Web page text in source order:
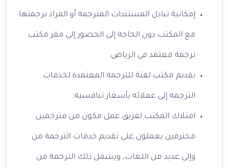
إمكانية تبادل المستندات المترجمة أو المراد ترجمتها
مع المكتب دون الحاجة إلى الحضور إلى مقر مكتب
ترجمة معتمد في الرياض.
تقديم مكتب لفتة للترجمة المعتمدة لخدمات
الترجمة إلى عملائه بأسعار تنافسية.
امتلاك المكتب لفريق عمل مكون من مترجمين
محترفين يعملون على تقديم خدمات الترجمة من
وإلى عديد من اللغات، ويشمل ذلك الترجمة من